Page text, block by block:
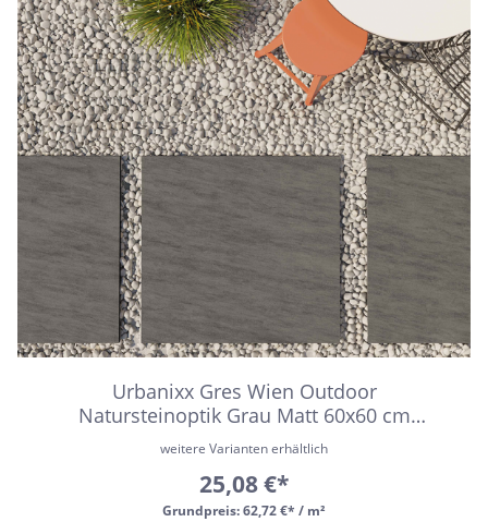
Urbanixx Gres Wien Outdoor
Natursteinoptik Grau Matt 60x60 cm
rektifiziert R11
Grundpreis:62,72 €* / m²
weitere Varianten erhältlich
25,08 €*